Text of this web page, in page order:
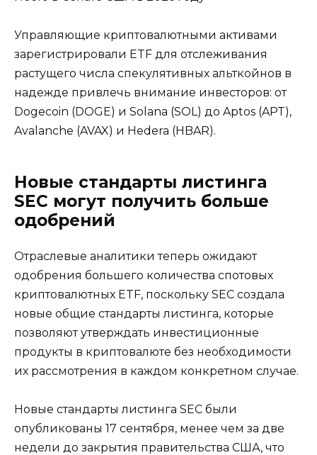
Управляющие криптовалютными активами
зарегистрировали ETF для отслеживания
растущего числа спекулятивных альткойнов в
надежде привлечь внимание инвесторов: от
Dogecoin (DOGE) и Solana (SOL) до Aptos (APT),
Avalanche (AVAX) и Hedera (HBAR).
Новые стандарты листинга
SEC могут получить больше
одобрений
Отраслевые аналитики теперь ожидают
одобрения большего количества спотовых
криптовалютных ETF, поскольку SEC создала
новые общие стандарты листинга, которые
позволяют утверждать инвестиционные
продукты в криптовалюте без необходимости
их рассмотрения в каждом конкретном случае.
Новые стандарты листинга SEC были
опубликованы 17 сентября, менее чем за две
недели до закрытия правительства США, что